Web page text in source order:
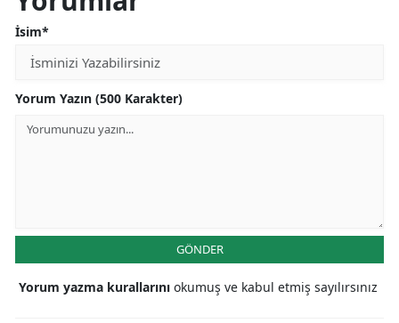
İsim*
Yorum Yazın (500 Karakter)
GÖNDER
Yorum yazma kurallarını okumuş ve kabul etmiş sayılırsınız